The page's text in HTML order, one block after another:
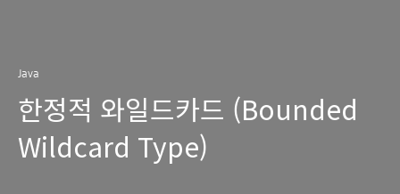
Java
한정적 와일드카드 (Bounded
Wildcard Type)